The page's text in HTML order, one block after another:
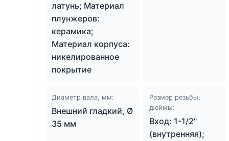
латунь; Материал
плунжеров:
керамика;
Материал корпуса:
никелированное
покрытие
Диаметр вала, мм:
Внешний гладкий, Ø
35 мм
Размер резьбы,
дюймы:
Вход: 1-1/2"
(внутренняя);